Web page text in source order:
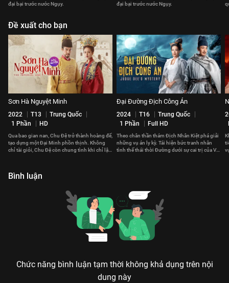
đại bại trước nước Ngụy.
đại bại trước nước Ngụy.
Đề xuất cho bạn
Sơn Hà Nguyệt Minh
2022 T13
Trung Quốc
1 Phần
HD
Qua bao gian nan, Chu Đệ trở thành hoàng đế,
tạo dựng một Đại Minh phồn thịnh. Không
chỉ tài giỏi, Chu Đệ còn chung tình khi chỉ lập
Đại Đường Địch Công Án
2024 T16
Trung Quốc
1 Phần
Full HD
Theo chân thần thám Địch Nhân Kiệt phá giải
những vụ án ly kỳ. Tái hiện bức tranh nhân
tình thế thái thời Đường dưới sự cai trị của Võ
Bình luận
Chức năng bình luận tạm thời không khả dụng trên nội
dung này